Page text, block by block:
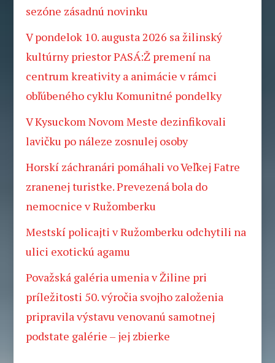
sezóne zásadnú novinku
V pondelok 10. augusta 2026 sa žilinský
kultúrny priestor PASÁ:Ž premení na
centrum kreativity a animácie v rámci
obľúbeného cyklu Komunitné pondelky
V Kysuckom Novom Meste dezinfikovali
lavičku po náleze zosnulej osoby
Horskí záchranári pomáhali vo Veľkej Fatre
zranenej turistke. Prevezená bola do
nemocnice v Ružomberku
Mestskí policajti v Ružomberku odchytili na
ulici exotickú agamu
Považská galéria umenia v Žiline pri
príležitosti 50. výročia svojho založenia
pripravila výstavu venovanú samotnej
podstate galérie – jej zbierke